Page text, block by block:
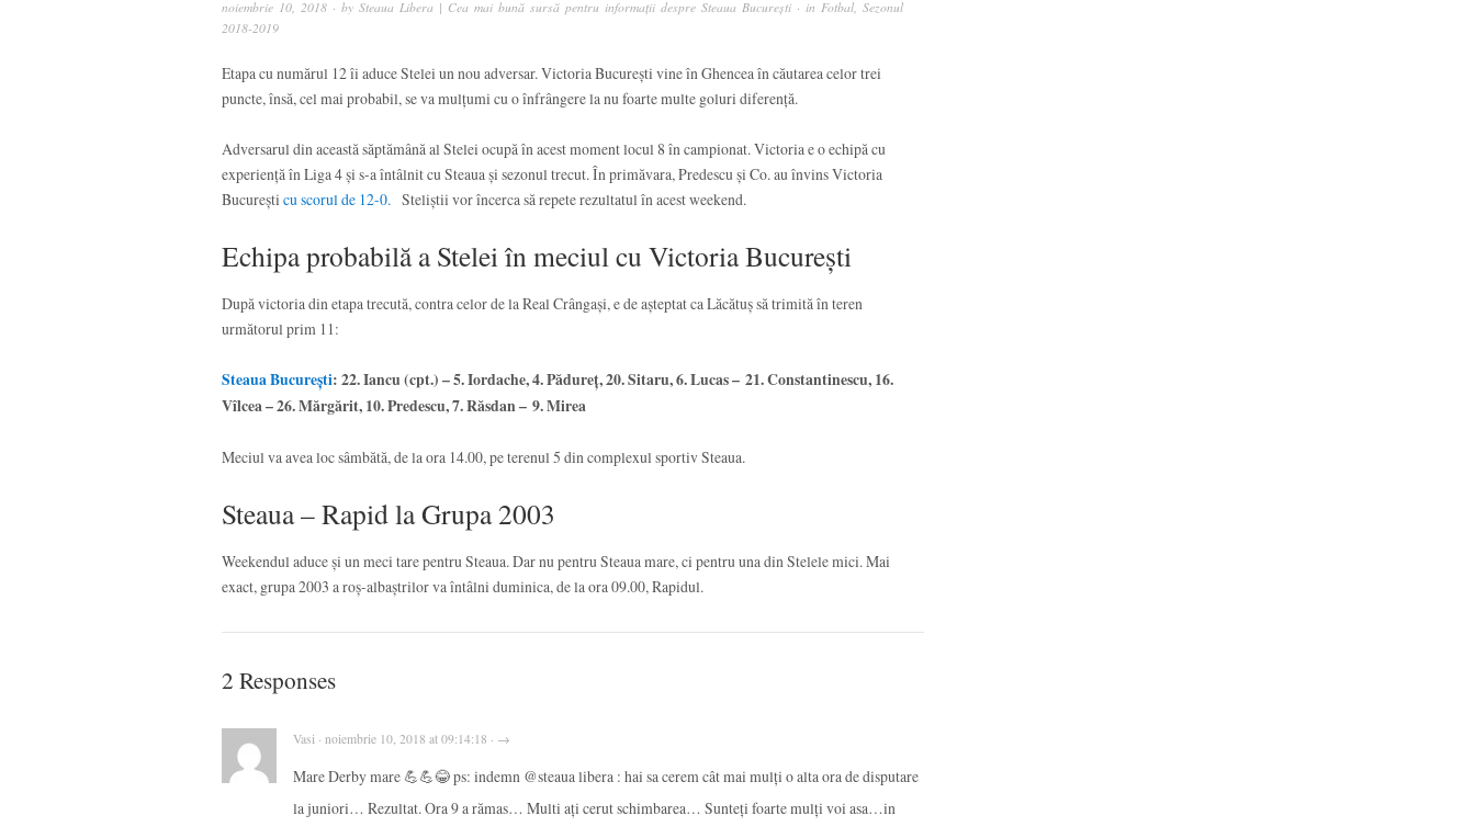
noiembrie 10, 2018 · by Steaua Libera | Cea mai bună sursă pentru informații despre Steaua București · in Fotbal Sezonul
2018-2019
Etapa cu numărul 12 îi aduce Stelei un nou adversar. Victoria București vine în Ghencea în căutarea celor trei
puncte, însă, cel mai probabil, se va mulțumi cu o înfrângere la nu foarte multe goluri diferență.
Adversarul din această săptămână al Stelei ocupă în acest moment locul 8 în campionat. Victoria e o echipă cu
experiență în Liga 4 și s-a întâlnit cu Steaua și sezonul trecut. În primăvara, Predescu și Co. au învins Victoria
București cu scorul de 12-0. Steliștii vor încerca să repete rezultatul în acest weekend.
Echipa probabilă a Stelei în meciul cu Victoria București
După victoria din etapa trecută, contra celor de la Real Crângași, e de așteptat ca Lăcătuș să trimită în teren
următorul prim 11:
Steaua București: 22. Iancu (cpt.) – 5. Iordache, 4. Pădureț, 20. Sitaru, 6. Lucas – 21. Constantinescu, 16.
Vîlcea – 26. Mărgărit, 10. Predescu, 7. Răsdan – 9. Mirea
Meciul va avea loc sâmbătă, de la ora 14.00, pe terenul 5 din complexul sportiv Steaua.
Steaua – Rapid la Grupa 2003
Weekendul aduce și un meci tare pentru Steaua. Dar nu pentru Steaua mare, ci pentru una din Stelele mici. Mai
exact, grupa 2003 a roș-albaștrilor va întâlni duminica, de la ora 09.00, Rapidul.
2 Responses
Vasi · noiembrie 10, 2018 at 09:14:18 · →
Mare Derby mare 💪💪😂 ps: indemn @steaua libera : hai sa cerem cât mai mulți o alta ora de disputare
la juniori… Rezultat. Ora 9 a rămas… Multi ați cerut schimbarea… Sunteți foarte mulți voi asa…in